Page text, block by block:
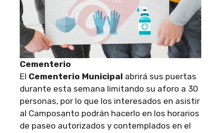
Cementerio
El Cementerio Municipal abrirá sus puertas
durante esta semana limitando su aforo a 30
personas, por lo que los interesados en asistir
al Camposanto podrán hacerlo en los horarios
de paseo autorizados y contemplados en el